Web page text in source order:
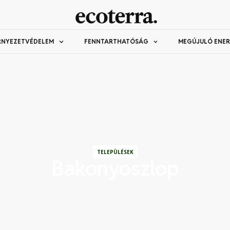
FENNTARTHATÓSÁG MEGÚJULÓ
TELEPÜLÉSEK